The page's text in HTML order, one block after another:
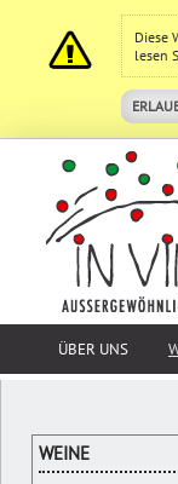
Diese
lesen
ÜBER UNS
WEINE